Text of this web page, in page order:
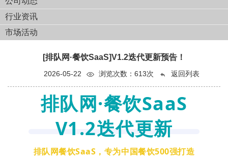
行业资讯
市场活动
[排队网·餐饮SaaS]V1.2迭代更新预告！
2026-05-22 浏览次数： 613次 返回列表
排队网·餐饮SaaS
V1.2迭代更新
排队网餐饮SaaS，专为中国餐饮500强打造